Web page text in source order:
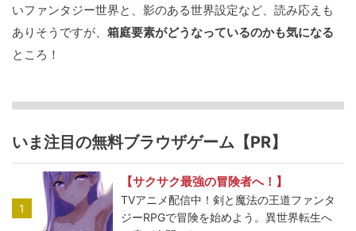
いファンタジー世界と、影のある世界設定など、読み応えも
ありそうですが、 箱庭要素がどうなっているのかも気になる
ところ！
いま注目の無料ブラウザゲーム【PR】
1
【サクサク最強の冒険者へ！】
TVアニメ配信中！剣と魔法の王道ファンタ
ジーRPGで冒険を始めよう。異世界転生へ